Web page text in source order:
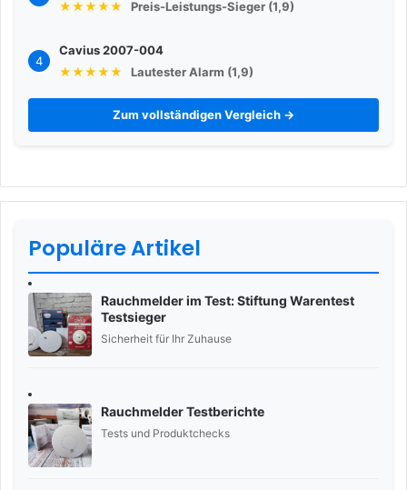
★★★★★
Preis-Leistungs-Sieger (1,9)
4
Cavius 2007-004
★★★★★
Lautester Alarm (1,9)
Zum vollständigen Vergleich →
Populäre Artikel
Rauchmelder im Test: Stiftung Warentest
Testsieger
Sicherheit für Ihr Zuhause
Rauchmelder Testberichte
Tests und Produktchecks